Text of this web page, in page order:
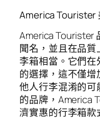
America Tourister
America Tourister
聞名，並且在品
李箱相當。它們
的選擇，這不僅
他人行李混淆的
的品牌，America
濟實惠的行李箱款